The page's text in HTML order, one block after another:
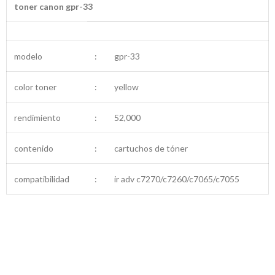
toner canon gpr-33
modelo : gpr-33
color toner : yellow
rendimiento : 52,000
contenido : cartuchos de tóner
compatibilidad : ir adv c7270/c7260/c7065/c7055